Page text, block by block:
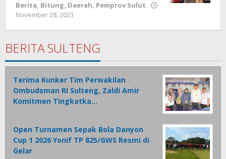
Berita, Bitung, Daerah, Pemprov Sulut
November 28, 2023
BERITA SULTENG
Terima Kunker Tim Perwakilan
Ombudsman RI Sulteng, Zaldi Amir
Komitmen Tingkatka…
Open Turnamen Sepak Bola Danyon
Cup 1 2026 Yonif TP 825/GWS Resmi di
Gelar